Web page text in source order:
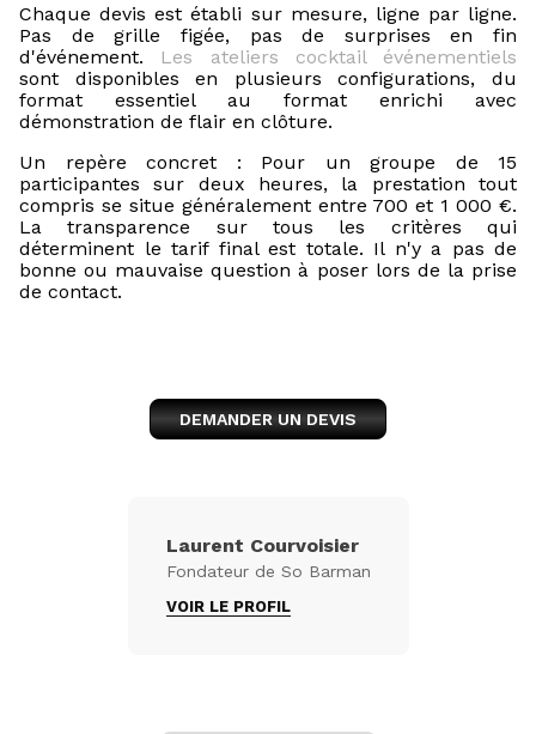
Chaque devis est établi sur mesure, ligne par ligne.
Pas de grille figée, pas de surprises en fin
d'événement. Les ateliers cocktail événementiels
sont disponibles en plusieurs configurations, du
format essentiel au format enrichi avec
démonstration de flair en clôture.
Un repère concret : Pour un groupe de 15
participantes sur deux heures, la prestation tout
compris se situe généralement entre 700 et 1 000 €.
La transparence sur tous les critères qui
déterminent le tarif final est totale. Il n'y a pas de
bonne ou mauvaise question à poser lors de la prise
de contact.
DEMANDER UN DEVIS
Laurent Courvoisier
Fondateur de So Barman
VOIR LE PROFIL